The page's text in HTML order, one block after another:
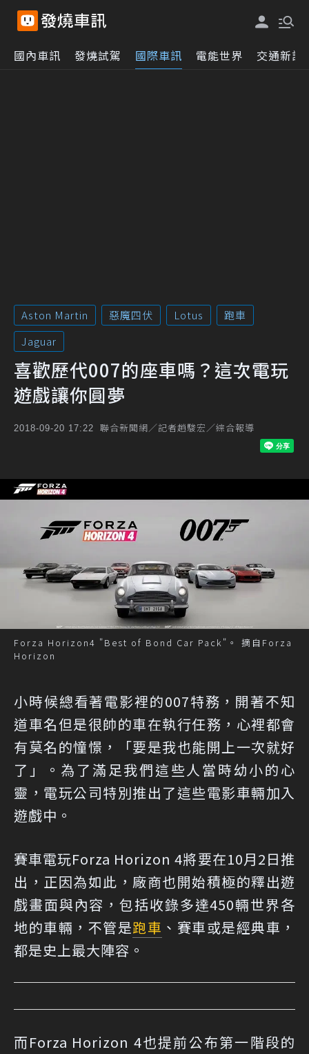
國內車訊 發燒試駕 國際車訊 電能世界 交通新訊
Aston Martin 惡魔四伏 Lotus
跑車
Jaguar
喜歡歷代007的座車嗎？這次電玩
遊戲讓你圓夢
2018-09-20 17:22 聯合新聞網／記者趙駿宏／綜合報導
Forza Horizon4 "Best of Bond Car Pack"。 摘自Forza
Horizon
小時候總看著電影裡的007特務，開著不知
道車名但是很帥的車在執行任務，心裡都會
有莫名的憧憬，「要是我也能開上一次就好
了」。為了滿足我們這些人當時幼小的心
靈，電玩公司特別推出了這些電影車輛加入
遊戲中。
賽車電玩Forza Horizon 4將要在10月2日推
出，正因為如此，廠商也開始積極的釋出遊
戲畫面與內容，包括收錄多達450輛世界各
地的車輛，不管是跑車 、賽車或是經典車，
都是史上最大陣容。
而Forza Horizon 4也提前公布第一階段的